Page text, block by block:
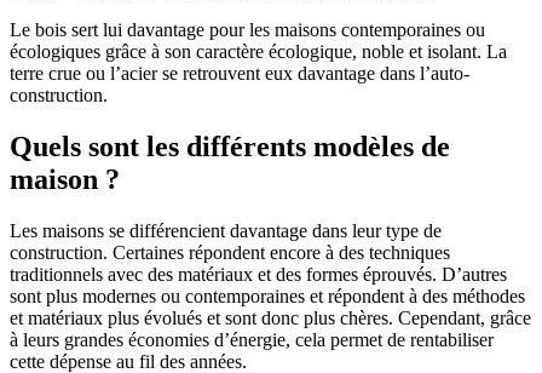
Le bois sert lui davantage pour les maisons contemporaines ou
écologiques grâce à son caractère écologique, noble et isolant. La
terre crue ou l’acier se retrouvent eux davantage dans l’auto-
construction.
Quels sont les différents modèles de
maison ?
Les maisons se différencient davantage dans leur type de
construction. Certaines répondent encore à des techniques
traditionnels avec des matériaux et des formes éprouvés. D’autres
sont plus modernes ou contemporaines et répondent à des méthodes
et matériaux plus évolués et sont donc plus chères. Cependant, grâce
à leurs grandes économies d’énergie, cela permet de rentabiliser
cette dépense au fil des années.